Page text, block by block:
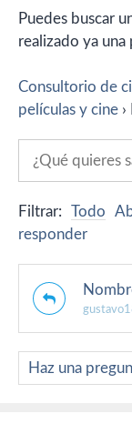
Puedes buscar
realizado ya una
Consultorio de
películas y cine ›
Filtrar: Todo
responder
Haz una